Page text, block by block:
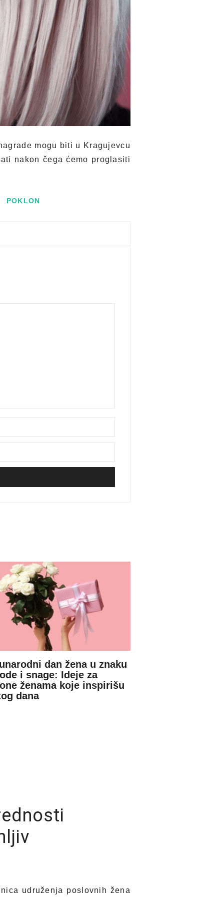
mogu biti u Kragujevcu
nakon čega ćemo proglasiti
POKLON
dan žena u znaku
i snage: Ideje za
ženama koje inspirišu
dana
udruženja poslovnih žena